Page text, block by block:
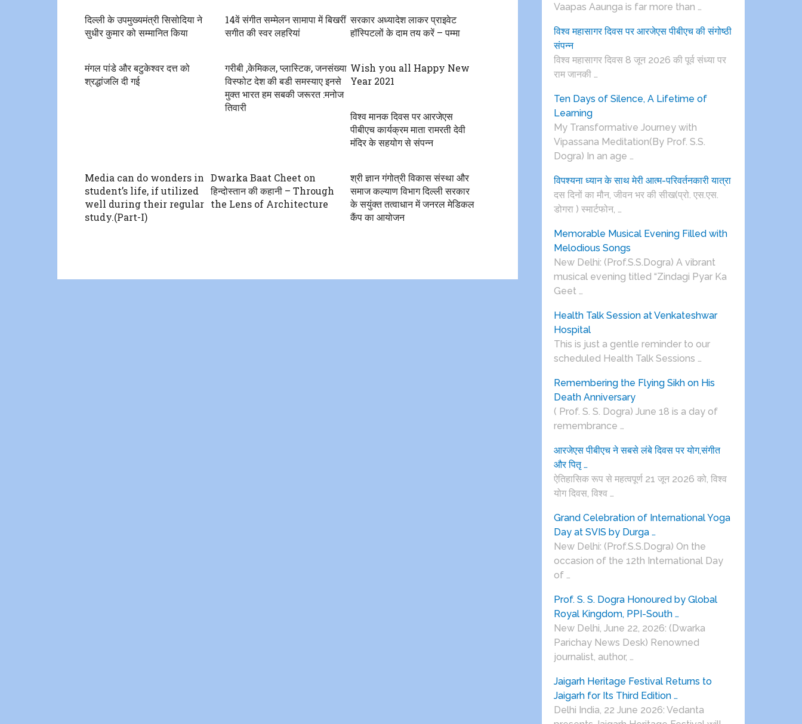
दिल्ली के उपमुख्यमंत्री सिसोदिया ने
सुधीर कुमार को सम्मानित किया
14वें संगीत सम्मेलन सामापा में बिखरीं
सगीत की स्वर लहरियां
सरकार अध्यादेश लाकर प्राइवेट
हॉस्पिटलों के दाम तय करें – पम्मा
मंगल पांडे और बटुकेश्वर दत्त को
श्रद्धांजलि दी गई
गरीबी ,केमिकल, प्लास्टिक, जनसंख्या
विस्फोट देश की बडी समस्याए इनसे
मुक्त भारत हम सबकी जरूरत :मनोज
तिवारी
Wish you all Happy New
Year 2021
विश्व मानक दिवस पर आरजेएस
पीबीएच कार्यक्रम माता रामरती देवी
मंदिर के सहयोग से संपन्न
Media can do wonders in
student’s life, if utilized
well during their regular
study.(Part-I)
Dwarka Baat Cheet on
हिन्दोस्तान की कहानी – Through
the Lens of Architecture
श्री ज्ञान गंगोत्री विकास संस्था और
समाज कल्याण विभाग दिल्ली सरकार
के सयुंक्त तत्वाधान में जनरल मेडिकल
कैंप का आयोजन
Vaapas Aaunga is far more than …
विश्व महासागर दिवस पर आरजेएस पीबीएच की संगोष्ठी
संपन्न
विश्व महासागर दिवस 8 जून 2026 की पूर्व संध्या पर
राम जानकी …
Ten Days of Silence, A Lifetime of
Learning
My Transformative Journey with
Vipassana Meditation(By Prof. S.S.
Dogra) In an age …
विपश्यना ध्यान के साथ मेरी आत्म-परिवर्तनकारी यात्रा
दस दिनों का मौन, जीवन भर की सीख(प्रो. एस.एस.
डोगरा ) स्मार्टफोन, …
Memorable Musical Evening Filled with
Melodious Songs
New Delhi: (Prof.S.S.Dogra) A vibrant
musical evening titled “Zindagi Pyar Ka
Geet …
Health Talk Session at Venkateshwar
Hospital
This is just a gentle reminder to our
scheduled Health Talk Sessions …
Remembering the Flying Sikh on His
Death Anniversary
( Prof. S. S. Dogra) June 18 is a day of
remembrance …
आरजेएस पीबीएच ने सबसे लंबे दिवस पर योग,संगीत
और पितृ …
ऐतिहासिक रूप से महत्वपूर्ण 21 जून 2026 को, विश्व
योग दिवस, विश्व …
Grand Celebration of International Yoga
Day at SVIS by Durga …
New Delhi: (Prof.S.S.Dogra) On the
occasion of the 12th International Day
of …
Prof. S. S. Dogra Honoured by Global
Royal Kingdom, PPI-South …
New Delhi, June 22, 2026: (Dwarka
Parichay News Desk) Renowned
journalist, author, …
Jaigarh Heritage Festival Returns to
Jaigarh for Its Third Edition …
Delhi India, 22 June 2026: Vedanta